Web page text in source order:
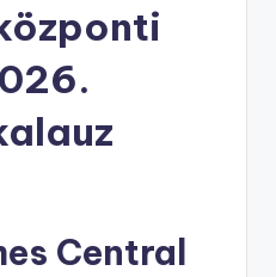
Central